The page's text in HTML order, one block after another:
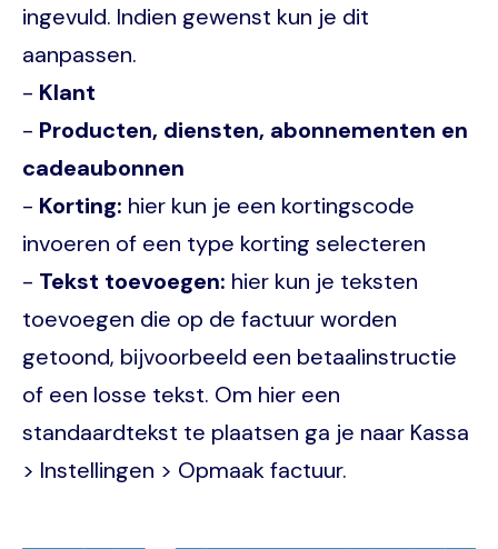
ingevuld. Indien gewenst kun je dit
aanpassen.
- Klant
- Producten, diensten, abonnementen en
cadeaubonnen
- Korting: hier kun je een kortingscode
invoeren of een type korting selecteren
- Tekst toevoegen: hier kun je teksten
toevoegen die op de factuur worden
getoond, bijvoorbeeld een betaalinstructie
of een losse tekst. Om hier een
standaardtekst te plaatsen ga je naar Kassa
> Instellingen > Opmaak factuur.